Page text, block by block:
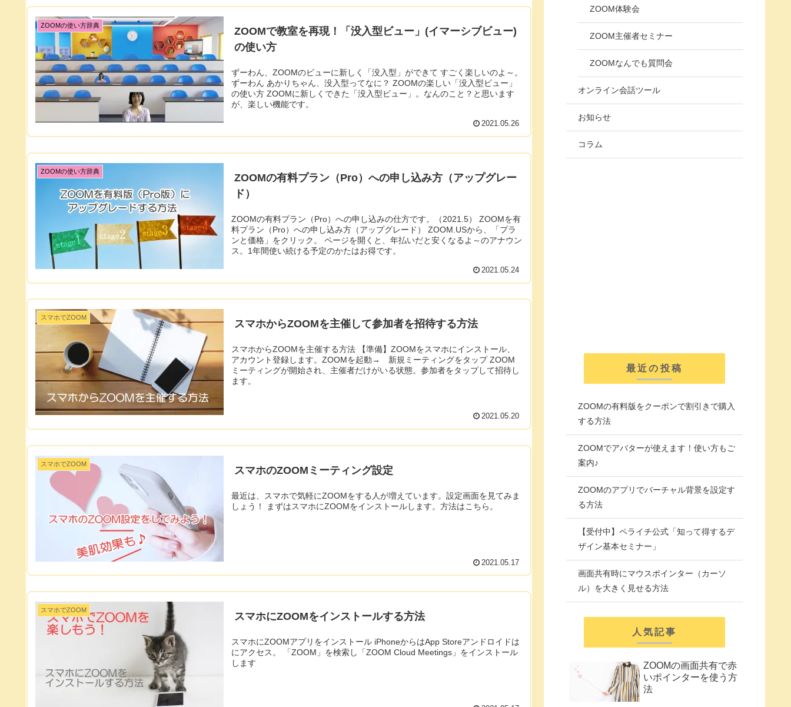
ZOOMの使い方辞典
ZOOMで教室を再現！「没入型ビュー」(イマーシブビュー)
の使い方
ずーわん、ZOOMのビューに新しく「没入型」ができて すごく楽しいのよ～。
ずーわん あかりちゃん、没入型ってなに？ ZOOMの楽しい「没入型ビュー」
の使い方 ZOOMに新しくできた「没入型ビュー」。なんのこと？と思います
が、楽しい機能です。
2021.05.26
ZOOMの使い方辞典
ZOOMの有料プラン（Pro）への申し込み方（アップグレー
ド）
ZOOMの有料プラン（Pro）への申し込みの仕方です。（2021.5） ZOOMを有
料プラン（Pro）への申し込み方（アップグレード） ZOOM.USから、「プラ
ンと価格」をクリック。 ページを開くと、年払いだと安くなるよ～のアナウン
ス。1年間使い続ける予定のかたはお得です。
2021.05.24
スマホでZOOM
スマホからZOOMを主催して参加者を招待する方法
スマホからZOOMを主催する方法 【準備】ZOOMをスマホにインストール、
アカウント登録します。ZOOMを起動→ 新規ミーティングをタップ ZOOM
ミーティングが開始され、主催者だけがいる状態。参加者をタップして招待し
ます。
2021.05.20
スマホでZOOM
スマホのZOOMミーティング設定
最近は、スマホで気軽にZOOMをする人が増えています。設定画面を見てみま
しょう！ まずはスマホにZOOMをインストールします。方法はこちら。
2021.05.17
スマホでZOOM
スマホにZOOMをインストールする方法
スマホにZOOMアプリをインストール iPhoneからはApp Storeアンドロイドは
にアクセス。 「ZOOM」を検索し「ZOOM Cloud Meetings」をインストール
します
ZOOM体験会
ZOOM主催者セミナー
ZOOMなんでも質問会
オンライン会話ツール
お知らせ
コラム
最近の投稿
ZOOMの有料版をクーポンで割引きで購入
する方法
ZOOMでアバターが使えます！使い方もご
案内♪
ZOOMのアプリでバーチャル背景を設定す
る方法
【受付中】ペライチ公式「知って得するデ
ザイン基本セミナー」
画面共有時にマウスポインター（カーソ
ル）を大きく見せる方法
人気記事
ZOOMの画面共有で赤
いポインターを使う方
法